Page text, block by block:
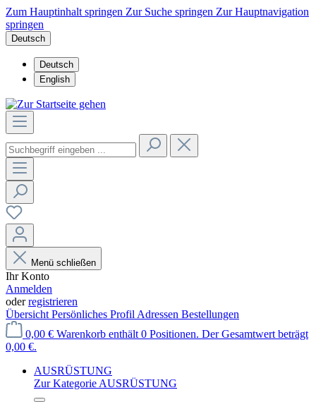
Zum Hauptinhalt springen Zur Suche springen Zur Hauptnavigation
springen
Deutsch
Deutsch
English
Menü schließen
Ihr Konto
Anmelden
oderregistrieren
Übersicht Persönliches Profil Adressen Bestellungen
0,00 € Warenkorb enthält 0 Positionen. Der Gesamtwert beträgt
0,00 €.
AUSRÜSTUNG
Zur Kategorie AUSRÜSTUNG